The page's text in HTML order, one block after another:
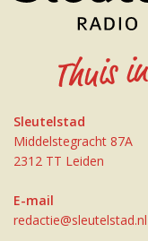
Sleutelstad
Middelstegracht 87A
2312 TT Leiden
E-mail
redactie@sleutelstad.nl